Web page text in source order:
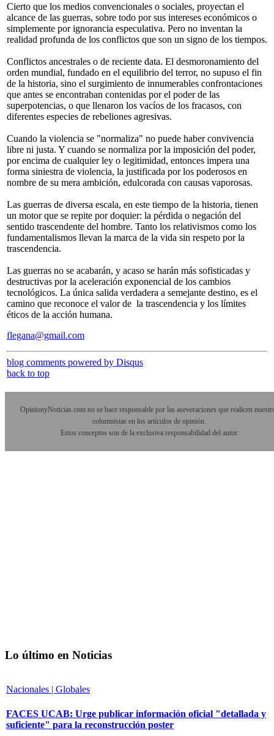
Cierto que los medios convencionales o sociales, proyectan el
alcance de las guerras, sobre todo por sus intereses económicos o
simplemente por ignorancia especulativa. Pero no inventan la
realidad profunda de los conflictos que son un signo de los tiempos.
Conflictos ancestrales o de reciente data. El desmoronamiento del
orden mundial, fundado en el equilibrio del terror, no supuso el fin
de la historia, sino el surgimiento de innumerables confrontaciones
que antes se encontraban contenidas por el poder de las
superpotencias, o que llenaron los vacíos de los fracasos, con
diferentes especies de rebeliones agresivas.
Cuando la violencia se "normaliza" no puede haber convivencia
libre ni justa. Y cuando se normaliza por la imposición del poder,
por encima de cualquier ley o legitimidad, entonces impera una
forma siniestra de violencia, la justificada por los poderosos en
nombre de su mera ambición, edulcorada con causas vaporosas.
Las guerras de diversa escala, en este tiempo de la historia, tienen
un motor que se repite por doquier: la pérdida o negación del
sentido trascendente del hombre. Tanto los relativismos como los
fundamentalismos llevan la marca de la vida sin respeto por la
trascendencia.
Las guerras no se acabarán, y acaso se harán más sofisticadas y
destructivas por la aceleración exponencial de los cambios
tecnológicos. La única salida verdadera a semejante destino, es el
camino que reconoce el valor de la trascendencia y los límites
éticos de la acción humana.
flegana@gmail.com
blog comments powered by Disqus
back to top
OpinionyNoticias.com no se hace responsable por las aseveraciones que realicen
columnistas en los artículos de opinión.
Estos conceptos son de la exclusiva responsabilidad del autor.
Lo último en Noticias
Nacionales | Globales
FACES UCAB: Urge publicar información oficial "detallada y
suficiente" para la reconstrucción poster